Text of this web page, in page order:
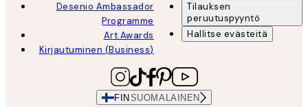
Desenio Ambassador
Programme
Art Awards
Kirjautuminen (Business)
Tilauksen
peruutuspyyntö
Hallitse evästeitä
FIN SUOMALAINEN